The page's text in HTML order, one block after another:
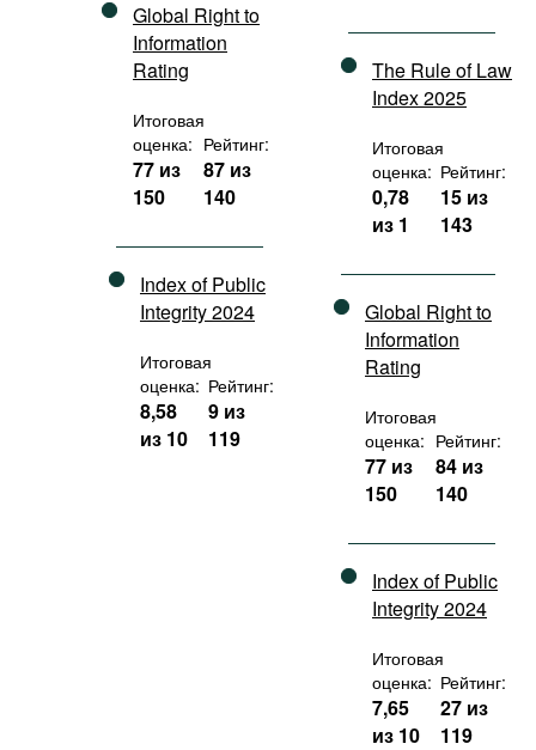
Global Right to
Information
Rating
Итоговая
оценка:
77 из
150
Рейтинг:
87 из
140
Index of Public
Integrity 2024
Итоговая
оценка:
8,58
из 10
Рейтинг:
9 из
119
The Rule of Law
Index 2025
Итоговая
оценка:
0,78
из 1
Рейтинг:
15 из
143
Global Right to
Information
Rating
Итоговая
оценка:
77 из
150
Рейтинг:
84 из
140
Index of Public
Integrity 2024
Итоговая
оценка:
7,65
из 10
Рейтинг:
27 из
119